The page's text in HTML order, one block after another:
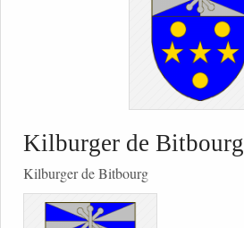
Kilburger de Bitbourg
Kilburger de Bitbourg